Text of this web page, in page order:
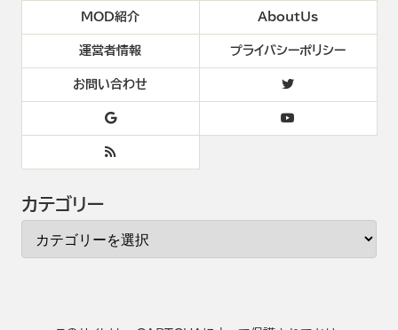
MOD紹介 AboutUs
運営者情報 プライバシーポリシー
お問い合わせ
カテゴリー